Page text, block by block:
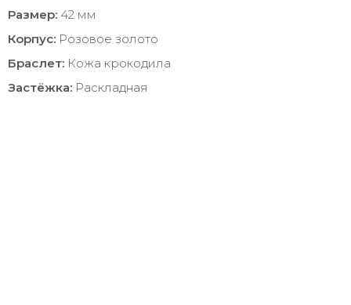
Размер: 42 мм
Корпус: Розовое золото
Браслет: Кожа крокодила
Застёжка: Раскладная